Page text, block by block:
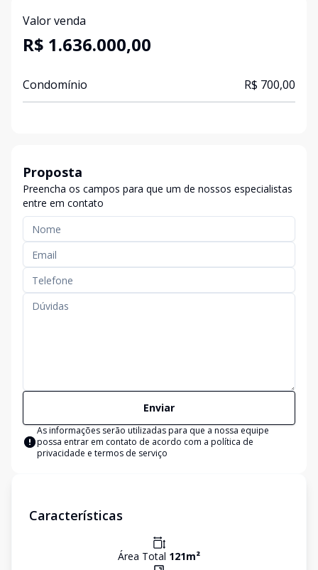
Valor venda
R$ 1.636.000,00
Condomínio R$ 700,00
Proposta
Preencha os campos para que um de nossos especialistas
entre em contato
Enviar
As informações serão utilizadas para que a nossa equipe
possa entrar em contato de acordo com a política de
privacidade e termos de serviço
Características
Área Total 121m²